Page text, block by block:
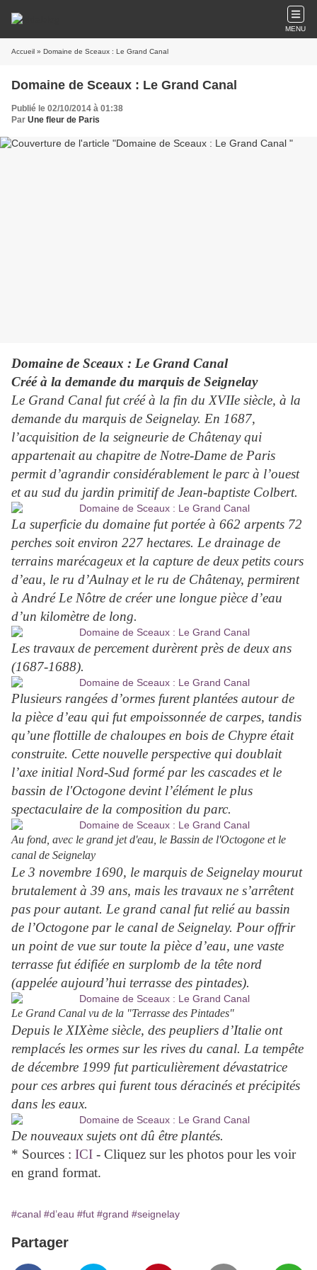
MENU
Accueil » Domaine de Sceaux : Le Grand Canal
Domaine de Sceaux : Le Grand Canal
Publié le 02/10/2014 à 01:38
Par Une fleur de Paris
Domaine de Sceaux : Le Grand Canal
Créé à la demande du marquis de Seignelay
Le Grand Canal fut créé à la fin du XVIIe siècle, à la
demande du marquis de Seignelay. En 1687,
l’acquisition de la seigneurie de Châtenay qui
appartenait au chapitre de Notre-Dame de Paris
permit d’agrandir considérablement le parc à l’ouest
et au sud du jardin primitif de Jean-baptiste Colbert.
La superficie du domaine fut portée à 662 arpents 72
perches soit environ 227 hectares. Le drainage de
terrains marécageux et la capture de deux petits cours
d’eau, le ru d’Aulnay et le ru de Châtenay, permirent
à André Le Nôtre de créer une longue pièce d’eau
d’un kilomètre de long.
Les travaux de percement durèrent près de deux ans
(1687-1688).
Plusieurs rangées d’ormes furent plantées autour de
la pièce d’eau qui fut empoissonnée de carpes, tandis
qu’une flottille de chaloupes en bois de Chypre était
construite. Cette nouvelle perspective qui doublait
l’axe initial Nord-Sud formé par les cascades et le
bassin de l'Octogone devint l’élément le plus
spectaculaire de la composition du parc.
Au fond, avec le grand jet d'eau, le Bassin de l'Octogone et le
canal de Seignelay
Le 3 novembre 1690, le marquis de Seignelay mourut
brutalement à 39 ans, mais les travaux ne s’arrêtent
pas pour autant. Le grand canal fut relié au bassin
de l’Octogone par le canal de Seignelay. Pour offrir
un point de vue sur toute la pièce d’eau, une vaste
terrasse fut édifiée en surplomb de la tête nord
(appelée aujourd’hui terrasse des pintades).
Le Grand Canal vu de la "Terrasse des Pintades"
Depuis le XIXème siècle, des peupliers d’Italie ont
remplacés les ormes sur les rives du canal. La tempête
de décembre 1999 fut particulièrement dévastatrice
pour ces arbres qui furent tous déracinés et précipités
dans les eaux.
De nouveaux sujets ont dû être plantés.
* Sources : ICI - Cliquez sur les photos pour les voir
en grand format.
#canal #d’eau #fut #grand #seignelay
Partager